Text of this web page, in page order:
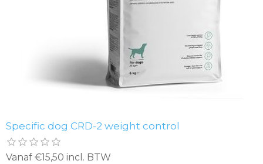
Specific dog CRD-2 weight control
Vanaf €15,50 incl. BTW